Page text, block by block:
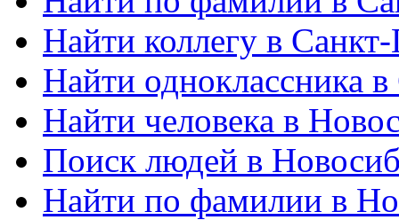
Найти коллегу в
Найти одноклассника
Найти человека в
Поиск людей в
Найти по фамилии в